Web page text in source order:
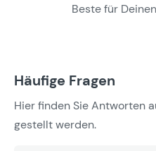
Beste für
Häufige Fragen
Hier finden Sie Antworten
gestellt werden.